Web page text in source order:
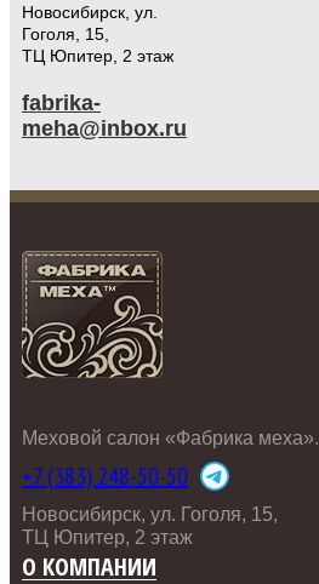
Новосибирск, ул.
Гоголя, 15,
ТЦ Юпитер, 2 этаж
fabrika-
meha@inbox.ru
Меховой салон «Фабрика меха».
+7 (383) 248-50-50
Новосибирск, ул. Гоголя, 15,
ТЦ Юпитер, 2 этаж
О КОМПАНИИ